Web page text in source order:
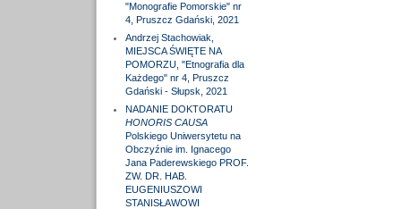
"Monografie Pomorskie" nr
4, Pruszcz Gdański, 2021
Andrzej Stachowiak,
MIEJSCA ŚWIĘTE NA
POMORZU, "Etnografia dla
Każdego" nr 4, Pruszcz
Gdański - Słupsk, 2021
NADANIE DOKTORATU
HONORIS CAUSA
Polskiego Uniwersytetu na
Obczyźnie im. Ignacego
Jana Paderewskiego PROF.
ZW. DR. HAB.
EUGENIUSZOWI
STANISŁAWOWI